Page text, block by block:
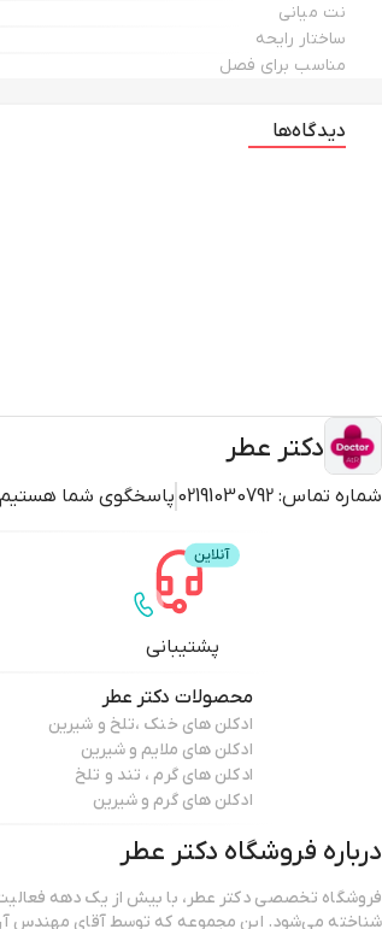
### چرا ادکلن زنانه الحمبرا دلیلاه Delilah بخریم؟
این عطر با رایحه‌ای ملایم و گلی، حس شادابی
### چرا ادکلن زنانه الحمبرا دلیلاه Delilah بزنیم؟
این عطر حس زنانگی و لطافت را به شما القا
بهترین نقاط برای استفاده از این عطر،
با اسپری کردن این عطر، ابتدا رایحه‌های
### نظرات مثبت و منفی مشتریان
- **مثبت:** رایحه ملایم و دلنشین، ماندگاری
بنابراین، بسیاری از مشتریان از خرید خود رضایت
نت میانی
ساختار رایحه
مناسب برای فصل
دیدگاه‌ها
دکتر عطر
شماره تماس: 02191030792 پاسخگوی شما هستیم
پشتیبانی
محصولات دکتر عطر
ادکلن های خنک ،تلخ و شیرین
ادکلن های ملایم و شیرین
ادکلن های گرم ، تند و تلخ
ادکلن های گرم و شیرین
درباره فروشگاه دکتر عطر
فروشگاه تخصصی دکتر عطر، با بیش از یک دهه